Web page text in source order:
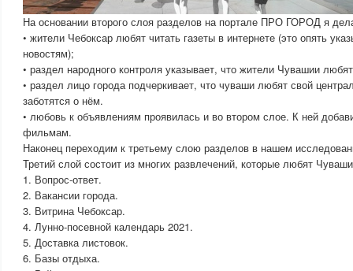
На основании второго слоя разделов на портале ПРО ГОРОД я
• жители Чебоксар любят читать газеты в интернете (это опять
новостям);
• раздел народного контроля указывает, что жители Чувашии
• раздел лицо города подчеркивает, что чуваши любят свой
заботятся о нём.
• любовь к объявлениям проявилась и во втором слое. К ней
фильмам.
Наконец переходим к третьему слою разделов в нашем
Третий слой состоит из многих развлечений, которые любят
1. Вопрос-ответ.
2. Вакансии города.
3. Витрина Чебоксар.
4. Лунно-посевной календарь 2021.
5. Доставка листовок.
6. Базы отдыха.